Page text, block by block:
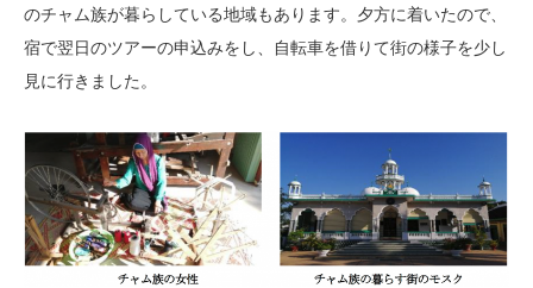
のチャム族が暮らしている地域もあります。夕方に着いたので、
宿で翌日のツアーの申込みをし、自転車を借りて街の様子を少し
見に行きました。